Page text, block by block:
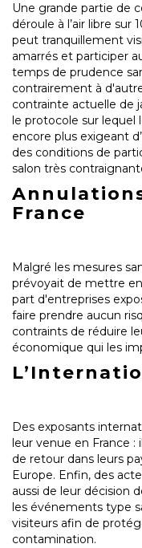
Une grande partie de
déroule à l’air libre
peut tranquillement
amarrés et participer
temps de prudence
contrairement à
contrainte actuelle de
le protocole sur lequel
encore plus exigeant
des conditions de
salon très
France
Malgré les mesures
prévoyait de mettre
part d'entreprises
faire prendre aucun
contraints de réduire
économique qui les
Des exposants
leur venue en France :
de retour dans leurs
Europe. Enfin, des
aussi de leur décision
les événements type
visiteurs afin de
contamination.